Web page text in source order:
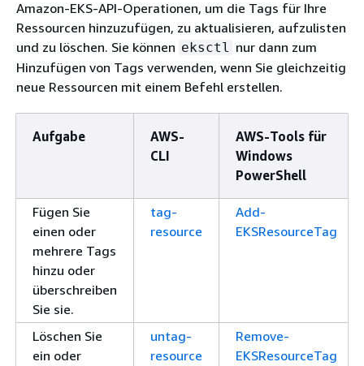
Amazon-EKS-API-Operationen, um die Tags für Ihre
Ressourcen hinzuzufügen, zu aktualisieren, aufzulisten
und zu löschen. Sie können eksctl nur dann zum
Hinzufügen von Tags verwenden, wenn Sie gleichzeitig
neue Ressourcen mit einem Befehl erstellen.
Aufgabe
AWS-
CLI
AWS-Tools für
Windows
PowerShell
Fügen Sie
einen oder
mehrere Tags
hinzu oder
überschreiben
Sie sie.
tag-
resource
Add-
EKSResourceTag
Löschen Sie
ein oder
untag-
resource
Remove-
EKSResourceTag